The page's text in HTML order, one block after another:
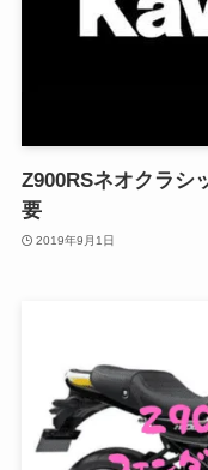
Z900RSネオクラシ
要
2019年9月1日